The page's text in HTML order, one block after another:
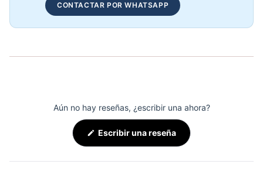
CONTACTAR POR WHATSAPP
Aún no hay reseñas, ¿escribir una ahora?
Escribir una reseña(Se
abre
en
nueva